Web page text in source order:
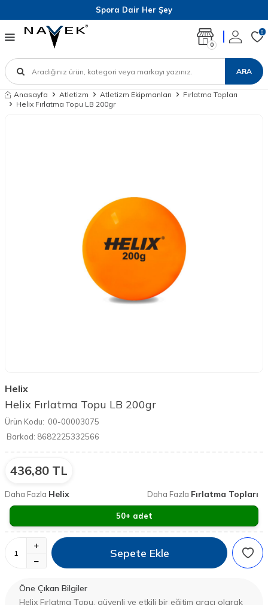
Spora Dair Her Şey
ARA
0
0
Anasayfa Atletizm Atletizm Ekipmanları
Fırlatma Topları
Helix Fırlatma Topu LB 200gr
Helix
Helix Fırlatma Topu LB 200gr
Ürün Kodu: 00-00003075
Barkod: 8682225332566
436,80 TL
Daha Fazla Helix Daha Fazla Fırlatma Topları
50+ adet
Sepete Ekle
Öne Çıkan Bilgiler
Helix Fırlatma Topu, güvenli ve etkili bir eğitim aracı olarak